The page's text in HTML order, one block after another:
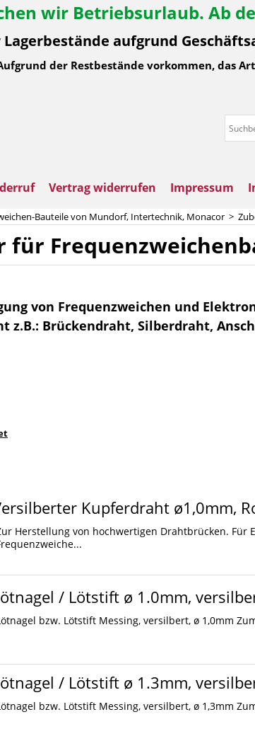
wir Betriebsurlaub. Ab
aufgrund
der Restbestände vorkommen, das
Vertrag widerrufen Impressum
Bauteile von Mundorf, Intertechnik, Monacor >
für
von Frequenzweichen und
z.B.: Brückendraht, Silberdraht,
Kupferdraht ø1,0mm,
Herstellung von hochwertigen Drahtbrücken. Für
/ Lötstift ø 1.0mm,
bzw. Lötstift Messing, versilbert, ø 1,0mm
/ Lötstift ø 1.3mm,
bzw. Lötstift Messing, versilbert, ø 1,3mm